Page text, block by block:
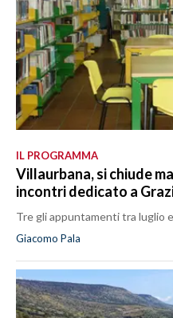
IL PROGRAMMA
Villaurbana, si chiude
incontri dedicato a
Tre gli appuntamenti tra luglio
Giacomo Pala